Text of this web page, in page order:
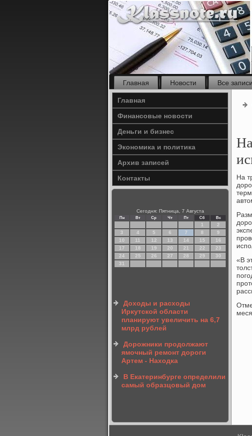
Главная Новости Все записи
Главная
Финансовые новости
Деньги и бизнес
Экономика и политика
Архив записей
Контакты
Сегодня: Пятница, 7 Августа
Пн Вт Ср Чт Пт Сб Вс
1
2
3
4 5 6 7 8
9
10
11 12 13 14 15
16
17
18 19 20 21 22
23
24
25 26 27 28 29
30
31
Доходы и расходы
Иркутской области
планируют увеличить на 6,7
млрд рублей
Дорожники продолжают
ямочный ремонт дороги
Артем - Находка
В Екатеринбурге определили
самый образцовый дом
На
«В